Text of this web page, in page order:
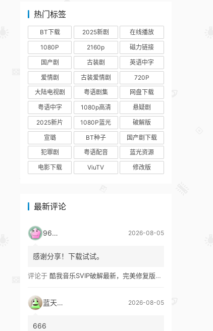
热门标签
BT下载 2025新剧
在线播放
1080P
2160p
磁力链接
国产剧
古装剧
英语中字
爱情剧
古装爱情剧
720P
大陆电视剧
粤语剧集
网盘下载
粤语中字
1080p高清
悬疑剧
2025新片
1080P蓝光
破解版
宣璐
BT种子
国产剧下载
犯罪剧
粤语配音
蓝光资源
电影下载
ViuTV 修改版
最新评论
9627 2026-08-05
感谢分享！下载试试。
评论于 酷我音乐SVIP破解最新，完美修复版！支持安卓+车机+pc版！
蓝天真蓝 2026-08-05
666